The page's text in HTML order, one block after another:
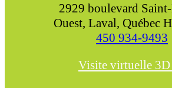
2929 boulevard
Ouest, Laval, Québec
450 934-9493
Visite virtuelle